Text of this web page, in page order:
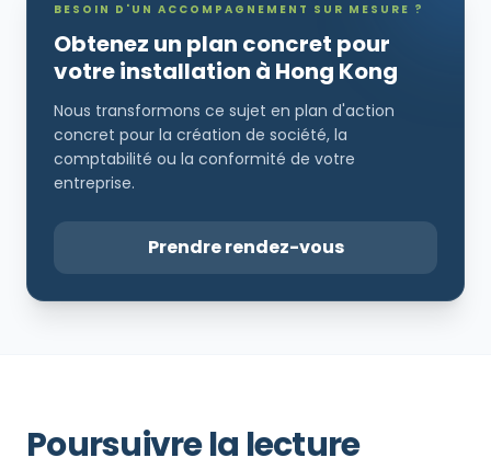
BESOIN D'UN ACCOMPAGNEMENT SUR MESURE ?
Obtenez un plan concret pour
votre installation à Hong Kong
Nous transformons ce sujet en plan d'action
concret pour la création de société, la
comptabilité ou la conformité de votre
entreprise.
Prendre rendez-vous
Poursuivre la lecture